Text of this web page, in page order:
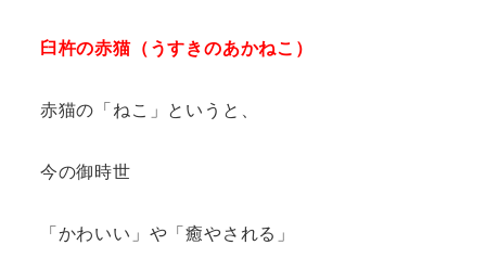
臼杵の赤猫（うすきのあかねこ）
赤猫の「ねこ」というと、
今の御時世
「かわいい」や「癒やされる」